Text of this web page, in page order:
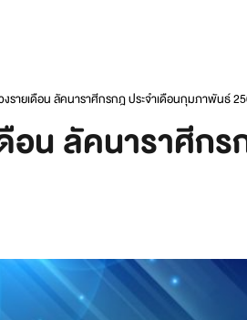
รายเดือน ลัคนาราศีกรกฎ ประจำเดือนกุมภาพันธ์
อน ลัคนาราศีก